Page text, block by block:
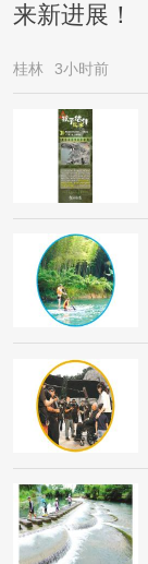
来新进展！
桂林 3小时前